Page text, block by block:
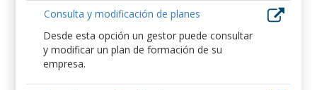
Consulta y modificación de planes
Desde esta opción un gestor puede consultar
y modificar un plan de formación de su
empresa.